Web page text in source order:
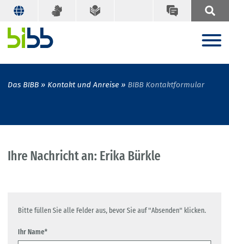
Das BIBB Kontakt und Anreise BIBB Kontaktformular
Ihre Nachricht an: Erika Bürkle
Bitte füllen Sie alle Felder aus, bevor Sie auf "Absenden" klicken.
Ihr Name*